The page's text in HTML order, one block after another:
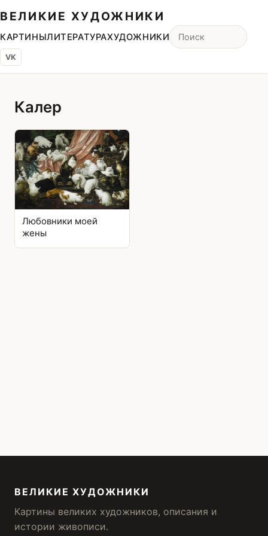
ВЕЛИКИЕ ХУДОЖНИКИ
КАРТИНЫЛИТЕРАТУРАХУДОЖНИКИ
VK
Калер
Любовники моей
жены
ВЕЛИКИЕ ХУДОЖНИКИ
Картины великих художников, описания и
истории живописи.